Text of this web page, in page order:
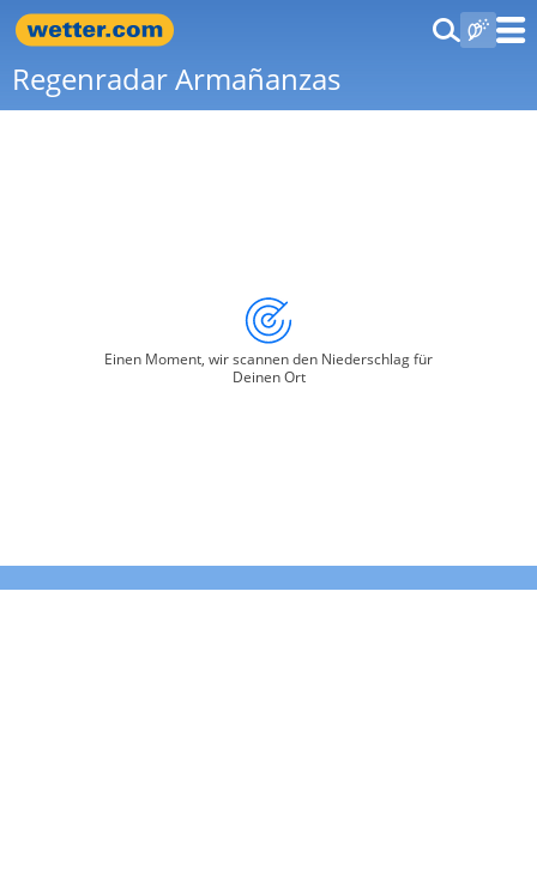
Regenradar Armañanzas
Einen Moment, wir scannen den Niederschlag für
Deinen Ort